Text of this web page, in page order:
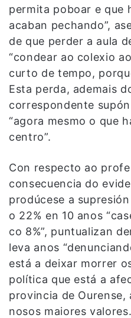
permita poboar e que
acaban pechando”,
de que perder a aula
“condear ao colexio
curto de tempo,
Esta perda, ademais
correspondente
“agora mesmo o que
centro”.
Con respecto ao
consecuencia do
prodúcese a
o 22% en 10 anos
co 8%”, puntualizan
leva anos
está a deixar morrer
política que está a
provincia de Ourense,
nosos maiores